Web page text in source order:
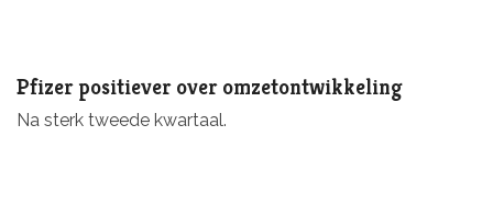
Pfizer positiever over omzetontwikkeling
Na sterk tweede kwartaal.